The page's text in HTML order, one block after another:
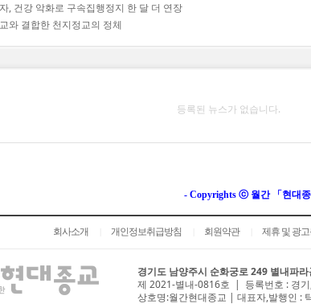
, 건강 악화로 구속집행정지 한 달 더 연장
와 결합한 천지정교의 정체
등록된 뉴스가 없습니다.
- Copyrights ⓒ 월간 「현대
회사소개 개인정보취급방침 회원약관 제휴 및 광고
경기도 남양주시 순화궁로 249 별내파
제 2021-별내-0816호 | 등록번호 : 경
상호명:월간현대종교 | 대표자,발행인 :